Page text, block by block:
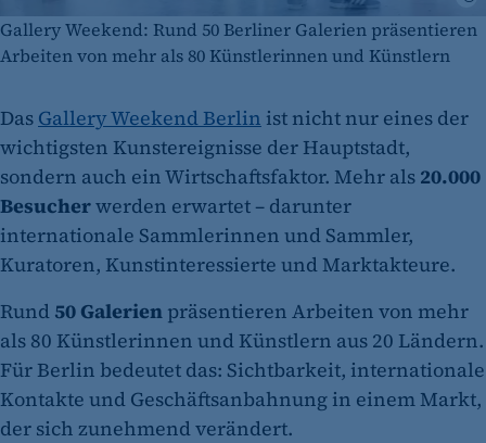
Gallery Weekend: Rund 50 Berliner Galerien präsentieren
Arbeiten von mehr als 80 Künstlerinnen und Künstlern
Das Gallery Weekend Berlin ist nicht nur eines der
wichtigsten Kunstereignisse der Hauptstadt,
sondern auch ein Wirtschaftsfaktor. Mehr als 20.000
Besucherwerden erwartet – darunter
internationale Sammlerinnen und Sammler,
Kuratoren, Kunstinteressierte und Marktakteure.
Rund 50 Galerien präsentieren Arbeiten von mehr
als 80 Künstlerinnen und Künstlern aus 20 Ländern.
Für Berlin bedeutet das: Sichtbarkeit, internationale
Kontakte und Geschäftsanbahnung in einem Markt,
der sich zunehmend verändert.